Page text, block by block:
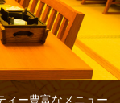
ィー豊富なメニュー